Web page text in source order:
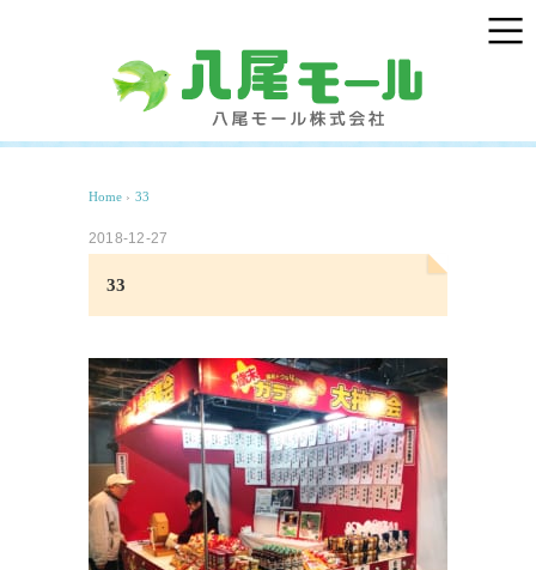
Home › 33
2018-12-27
33